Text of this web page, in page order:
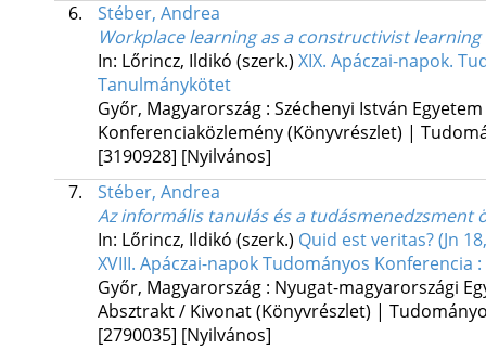
6.
Stéber, Andrea
Workplace learning as a constructivist
In: Lőrincz, Ildikó (szerk.) XIX. Apáczai-napok.
Tanulmánykötet
Győr, Magyarország : Széchenyi István
Konferenciaközlemény (Könyvrészlet) |
[3190928] [Nyilvános]
7.
Stéber, Andrea
Az informális tanulás és a tudásmenedzsment
In: Lőrincz, Ildikó (szerk.) Quid est veritas? (Jn
XVIII. Apáczai-napok Tudományos
Győr, Magyarország : Nyugat-magyarországi
Absztrakt / Kivonat (Könyvrészlet) |
[2790035] [Nyilvános]